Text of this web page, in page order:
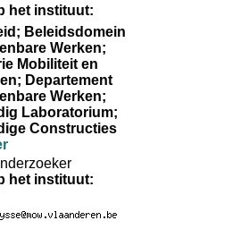
het instituut:
Beleidsdomein
Werken;
Mobiliteit en
Departement
Werken;
Laboratorium;
Constructies
het instituut: